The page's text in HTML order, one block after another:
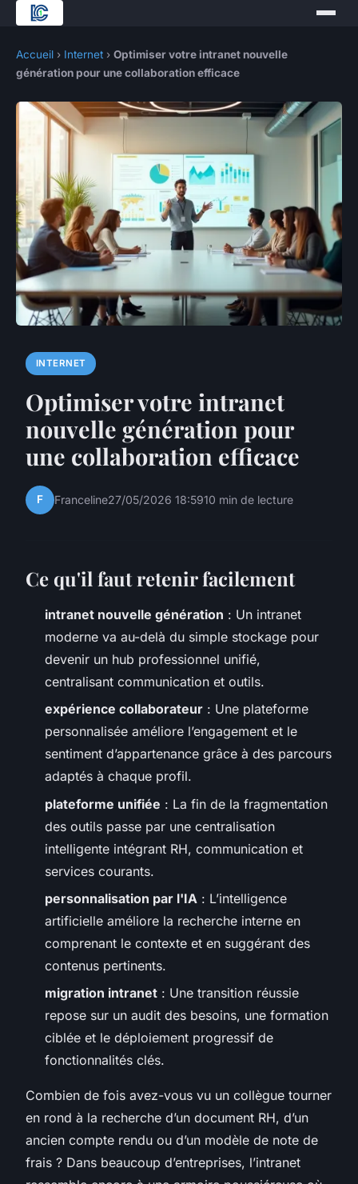
Accueil › Internet › Optimiser votre intranet nouvelle
génération pour une collaboration efficace
INTERNET
Optimiser votre intranet
nouvelle génération pour
une collaboration efficace
F Franceline27/05/2026 18:5910 min de lecture
Ce qu'il faut retenir facilement
intranet nouvelle génération : Un intranet
moderne va au-delà du simple stockage pour
devenir un hub professionnel unifié,
centralisant communication et outils.
expérience collaborateur : Une plateforme
personnalisée améliore l’engagement et le
sentiment d’appartenance grâce à des parcours
adaptés à chaque profil.
plateforme unifiée : La fin de la fragmentation
des outils passe par une centralisation
intelligente intégrant RH, communication et
services courants.
personnalisation par l'IA : L’intelligence
artificielle améliore la recherche interne en
comprenant le contexte et en suggérant des
contenus pertinents.
migration intranet : Une transition réussie
repose sur un audit des besoins, une formation
ciblée et le déploiement progressif de
fonctionnalités clés.
Combien de fois avez-vous vu un collègue tourner
en rond à la recherche d’un document RH, d’un
ancien compte rendu ou d’un modèle de note de
frais ? Dans beaucoup d’entreprises, l’intranet